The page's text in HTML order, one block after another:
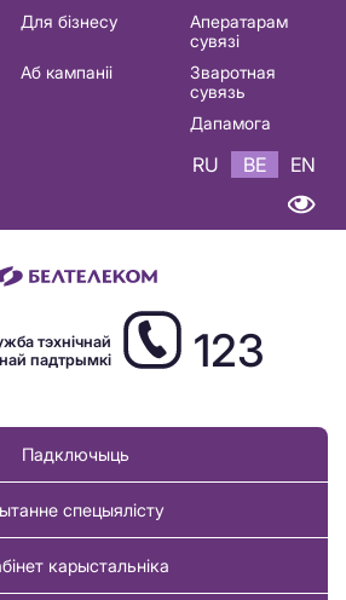
Для бізнесу
Аператарам
сувязі
Аб кампаніі
Зваротная
сувязь
Дапамога
RU BE EN
тэхнічнай
падтрымкі
123
Падключыць
спецыялісту
карыстальніка